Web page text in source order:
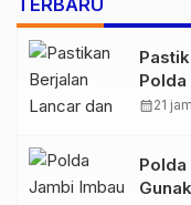
TERBARU
Polda
calendar_month21